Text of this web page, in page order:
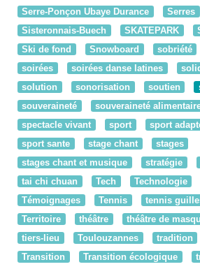
Serre-Ponçon Ubaye Durance
Serres
Sisteronnais-Buech
SKATEPARK
Ski de fond
Snowboard sobriété
soirées
soirées danse latines
solution
sonorisation soutien
souveraineté
souveraineté
spectacle vivant
sport sport
sport sante
stage chant
stages
stages chant et musique
stratégie
tai chi chuan
Tech Technologie
Témoignages
Tennis
tennis
Territoire
théâtre théâtre de
tiers-lieu
Toulouzannes tradition
Transition
Transition écologique